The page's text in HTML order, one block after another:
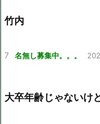
竹内
7 名無し募集中。。。
大卒年齢じゃないけ